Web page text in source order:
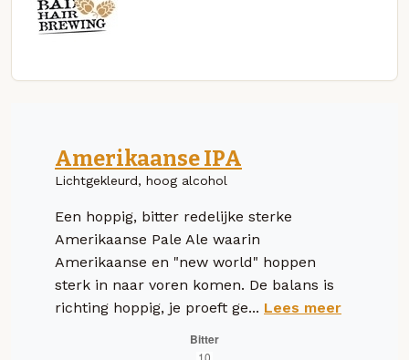
Amerikaanse IPA
Lichtgekleurd, hoog alcohol
Een hoppig, bitter redelijke sterke
Amerikaanse Pale Ale waarin
Amerikaanse en "new world" hoppen
sterk in naar voren komen. De balans is
richting hoppig, je proeft ge... Lees meer